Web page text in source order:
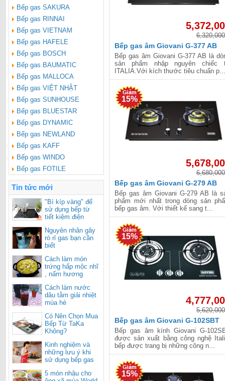
Bếp gas SAKURA
Bếp gas RINNAI
Bếp gas VIETNAM
Bếp gas HAFELE
Bếp gas BOSCH
Bếp gas BAUMATIC
Bếp gas MALLOCA
Bếp gas VIỆT NHẬT
Bếp gas SUNHOUSE
Bếp gas BLUESTAR
Bếp gas DYNAMIC
Bếp gas NEWLAND
Bếp gas KAFF
Bếp gas WINDO
Bếp gas FOTILE
Tin tức mới
"Bí kíp vàng" để
sử dụng bếp từ
tiết kiệm điện
Nguyên nhân gây
rò rỉ gas bạn cần
biết
Cách làm món
trứng hấp mộc nhĩ
, nấm hương
Cách làm nước
dâu tằm giải nhiệt
mùa hè
Có Nên Chọn Mua
Bếp Từ TaKa
Không?
Kinh nghiệm và
những lưu ý khi
sử dụng bếp gas
nóng
5 món nhậu cho
Bếp gas âm Giovani G-377 AB
Bếp gas âm Giovani G-377 AB là
sản phẩm nhập nguyên chiếc
ITALIA.Với kích thước tiêu chuẩn p...
15%
Bếp gas âm Giovani G-279 AB
Bếp gas âm Giovani G-279 AB là
phẩm mới nhất trong dòng sản
bếp gas âm. Với thiết kế sang t...
15%
Bếp gas âm Giovani G-102SBT
Bếp gas âm kính Giovani G-
được sản xuất bằng công nghệ
bếp được trang bị những công n...
15%